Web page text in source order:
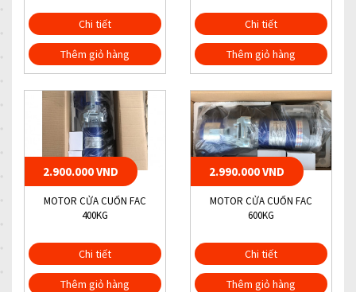
Chi tiết
Thêm giỏ hàng
Chi tiết
Thêm giỏ hàng
2.900.000 VND
MOTOR CỬA CUỐN FAC
400KG
Chi tiết
Thêm giỏ hàng
2.990.000 VND
MOTOR CỬA CUỐN FAC
600KG
Chi tiết
Thêm giỏ hàng